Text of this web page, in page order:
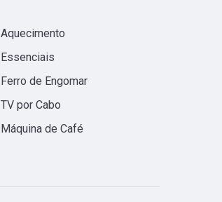
Aquecimento
Essenciais
Ferro de Engomar
TV por Cabo
Máquina de Café